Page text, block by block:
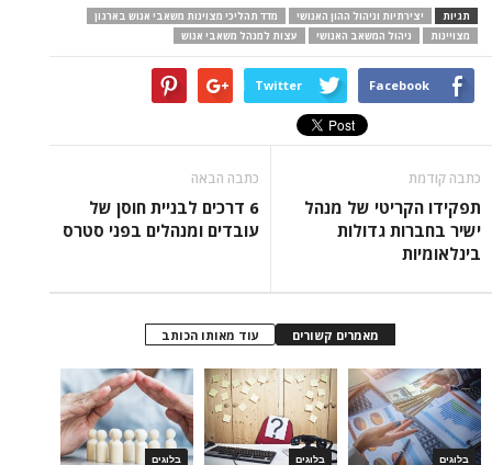
תגיות יצירתיות וניהול ההון האנושי
מדד תהליכי מצוינות משאבי אנוש בארגון
מצויינות
ניהול המשאב האנושי עצות למנהל משאבי אנוש
Facebook
Twitter
כתבה קודמת
תפקידו הקריטי של מנהל
ישיר בחברות גדולות
בינלאומיות
כתבה הבאה
6 דרכים לבניית חוסן של
עובדים ומנהלים בפני סטרס
מאמרים קשורים עוד מאותו הכותב
בלוגים בלוגים בלוגים